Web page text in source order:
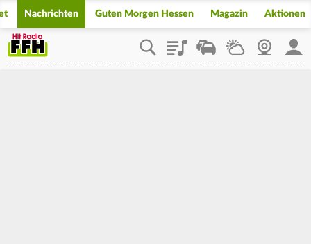
Nachrichten Guten Morgen Hessen Magazin Aktionen
PlaylistStaupilotWetterWebcam